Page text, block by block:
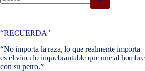
“RECUERDA”
“No importa la raza, lo que realmente importa
es el vínculo inquebrantable que une al hombre
con su perro.”